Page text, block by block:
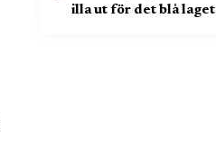
illa ut för det blå laget